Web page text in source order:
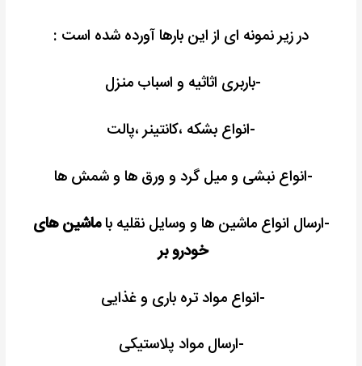
در زیر نمونه ای از این بارها آورده شده است :
-باربری اثاثیه و اسباب منزل
-انواع بشکه ،کانتینر ،پالت
-انواع نبشی و میل گرد و ورق ها و شمش ها
-ارسال انواع ماشین ها و وسایل نقلیه باماشین های
خودرو بر
-انواع مواد تره باری و غذایی
-ارسال مواد پلاستیکی